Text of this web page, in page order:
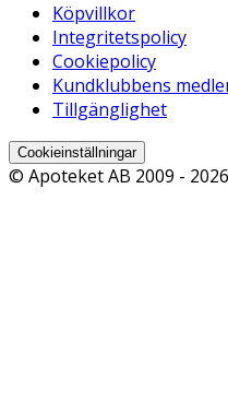
Köpvillkor
Integritetspolicy
Cookiepolicy
Kundklubbens
Tillgänglighet
Cookieinställningar
© Apoteket AB 2009 -